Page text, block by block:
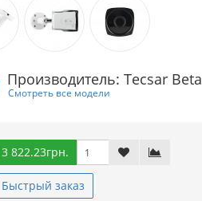
Производитель: Tecsar Beta
Смотреть все модели
3 822.23грн.
Быстрый заказ